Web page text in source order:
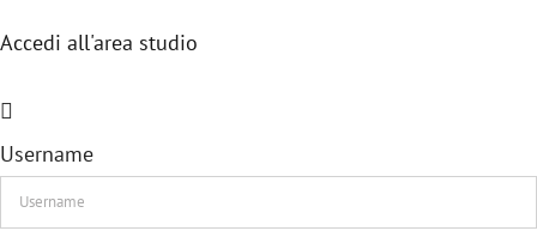
Accedi all'area studio
Username